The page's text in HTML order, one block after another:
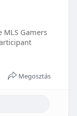
MLS Gamers
Megosztás